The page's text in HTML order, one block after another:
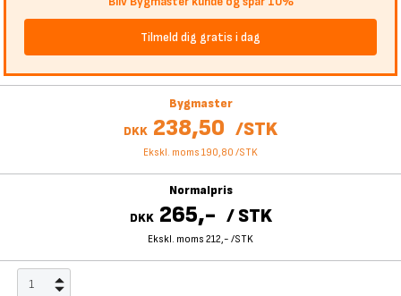
Tilmeld dig gratis i dag
Bygmaster
DKK 238,50 /STK
Ekskl. moms 190,80 /STK
Normalpris
DKK 265,- / STK
Ekskl. moms 212,- /STK